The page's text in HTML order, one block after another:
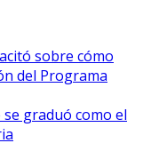
sobre cómo
del Programa
graduó como el